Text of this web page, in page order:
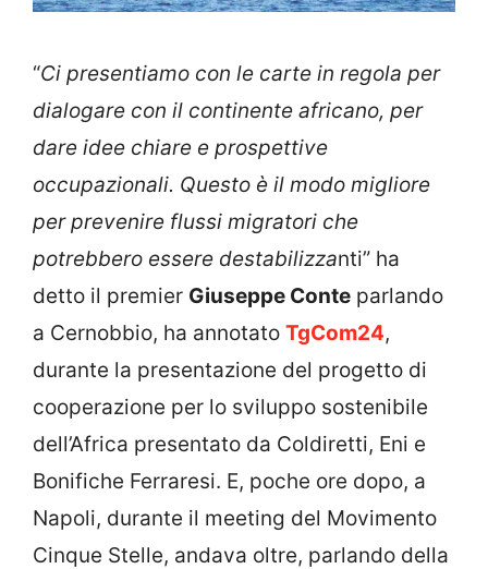
“Ci presentiamo con le carte in regola per
dialogare con il continente africano, per
dare idee chiare e prospettive
occupazionali. Questo è il modo migliore
per prevenire flussi migratori che
potrebbero essere destabilizzanti” ha
detto il premier Giuseppe Conte parlando
a Cernobbio, ha annotato TgCom24,
durante la presentazione del progetto di
cooperazione per lo sviluppo sostenibile
dell’Africa presentato da Coldiretti, Eni e
Bonifiche Ferraresi. E, poche ore dopo, a
Napoli, durante il meeting del Movimento
Cinque Stelle, andava oltre, parlando della